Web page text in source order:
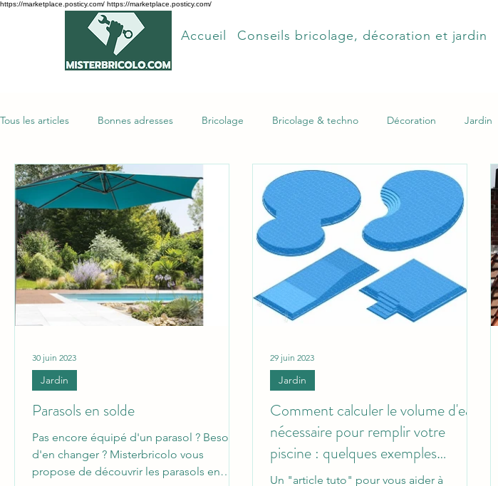
https://marketplace.posticy.com/ https://marketplace.posticy.com/
Accueil Conseils bricolage, décoration et jardin
Tous les articles Bonnes adresses Bricolage Bricolage & techno Décoration Jardin
Parasols en solde
Pas encore équipé d'un parasol ? Besoin
d'en changer ? Misterbricolo vous
propose de découvrir les parasols en
Jardin
30 juin 2023
Comment calculer le volume d'eau
nécessaire pour remplir votre
piscine : quelques exemples
concrets
Un "article tuto" pour vous aider à
Jardin
29 juin 2023